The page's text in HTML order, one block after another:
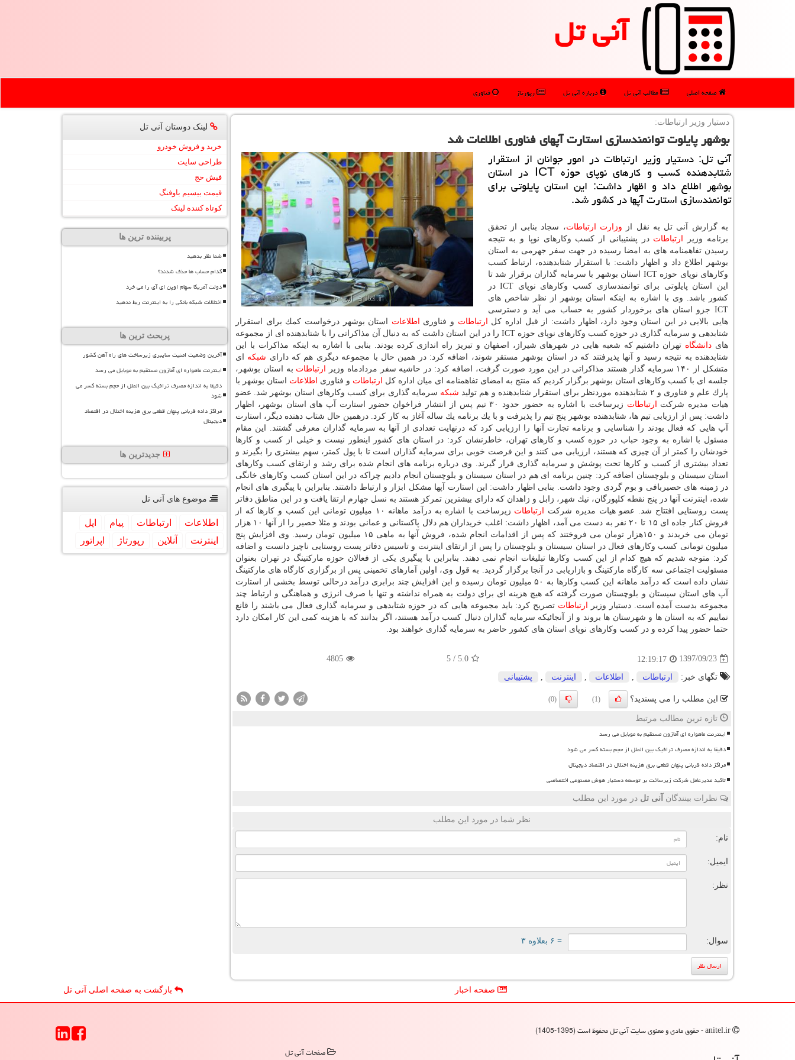
آنی تل
صفحه اصلی مطالب آنی تل درباره آنی تل رپورتاژ فناوری
دستیار وزیر ارتباطات:
بوشهر پایلوت توانمندسازی استارت آپهای فناوری اطلاعات شد
آنی تل: دستیار وزیر ارتباطات در امور جوانان از استقرار
شتابدهنده كسب و كارهای نوپای حوزه ICT در استان
بوشهر اطلاع داد و اظهار داشت: این استان پایلوتی برای
توانمندسازی استارت آپها در كشور شد.
به گزارش آنی تل به نقل از وزارت ارتباطات، سجاد بنابی از تحقق
برنامه وزیر
ارتباطات در پشتیبانی از كسب وكارهای نوپا و به نتیجه
رسیدن تفاهمنامه های به امضا رسیده در جهت سفر جهرمی به استان
بوشهر اطلاع داد و اظهار داشت: با استقرار شتابدهنده، ارتباط كسب
وكارهای نوپای حوزه ICT استان بوشهر با سرمایه گذاران برقرار شد تا
این استان پایلوتی برای توانمندسازی كسب وكارهای نوپای ICT در
كشور باشد. وی با اشاره به اینكه استان بوشهر از نظر شاخص های
ICT جزو استان های برخوردار كشور به حساب می آید و دسترسی
هایی بالایی در این استان وجود دارد، اظهار داشت: از قبل اداره كل
ارتباطات و فناوری اطلاعات استان بوشهر درخواست كمك برای استقرار
شتابدهی و سرمایه گذاری در حوزه كسب وكارهای نوپای حوزه ICT را در این استان داشت كه به دنبال آن مذاكراتی را با شتابدهنده ای از مجموعه
های دانشگاه تهران داشتیم كه شعبه هایی در شهرهای شیراز، اصفهان و تبریز راه اندازی كرده بودند. بنابی با اشاره به اینكه مذاكرات با این
شتابدهنده به نتیجه رسید و آنها پذیرفتند كه در استان بوشهر مستقر شوند، اضافه كرد: در همین حال با مجموعه دیگری هم كه دارای شبكه ای
متشكل از ۱۴۰ سرمایه گذار هستند مذاكراتی در این مورد صورت گرفت، اضافه كرد: در حاشیه سفر مردادماه وزیر
ارتباطات به استان بوشهر،
جلسه ای با كسب وكارهای استان بوشهر برگزار كردیم كه منتج به امضای تفاهمنامه ای میان اداره كل
ارتباطات و فناوری اطلاعات استان بوشهر با
پارك علم و فناوری و ۲ شتابدهنده موردنظر برای استقرار شتابدهنده و هم تولید
شبكه سرمایه گذاری برای كسب وكارهای استان بوشهر شد. عضو
هیات مدیره شركت
ارتباطات
زیرساخت با اشاره به حضور حدود ۳۰ تیم پس از انتشار فراخوان حضور استارت آپ های استان بوشهر، اظهار
داشت: پس از ارزیابی تیم ها، شتابدهنده بوشهر پنج تیم را پذیرفت و با یك برنامه یك ساله آغاز به كار كرد. درهمین حال شتاب دهنده دیگر، استارت
آپ هایی كه فعال بودند را شناسایی و برنامه تجارت آنها را ارزیابی كرد كه درنهایت تعدادی از آنها به سرمایه گذاران معرفی گشتند. این مقام
مسئول با اشاره به وجود حباب در حوزه كسب و كارهای تهران، خاطرنشان كرد: در استان های كشور اینطور نیست و خیلی از كسب و كارها
خودشان را كمتر از آن چیزی كه هستند، ارزیابی می كنند و این فرصت خوبی برای سرمایه گذاران است تا با پول كمتر، سهم بیشتری را بگیرند و
تعداد بیشتری از كسب و كارها تحت پوشش و سرمایه گذاری قرار گیرند. وی درباره برنامه های انجام شده برای رشد و ارتقای كسب وكارهای
استان سیستان و بلوچستان اضافه كرد: چنین برنامه ای هم در استان سیستان و بلوچستان انجام دادیم چراكه در این استان كسب وكارهای خانگی
در زمینه های حصیربافی و بوم گردی وجود داشت. بنابی اظهار داشت: این استارت آپها مشكل ابزار و ارتباط داشتند. بنابراین با پیگیری های انجام
شده، اینترنت آنها در پنج نقطه كلپورگان، نیك شهر، زابل و زاهدان كه دارای بیشترین تمركز هستند به نسل چهارم ارتقا یافت و در این مناطق دفاتر
پست روستایی افتتاح شد. عضو هیات مدیره شركت
ارتباطات
زیرساخت با اشاره به درآمد ماهانه ۱۰ میلیون تومانی این كسب و كارها كه از
فروش كنار جاده ای ۱۵ تا ۲۰ نفر به دست می آمد، اظهار داشت: اغلب خریداران هم دلال پاكستانی و عمانی بودند و مثلا حصیر را از آنها ۱۰ هزار
تومان می خریدند و ۱۵۰هزار تومان می فروختند كه پس از اقدامات انجام شده، فروش آنها به ماهی ۱۵ میلیون تومان رسید. وی افزایش پنج
میلیون تومانی كسب وكارهای فعال در استان سیستان و بلوچستان را پس از ارتقای اینترنت و تاسیس دفاتر پست روستایی ناچیز دانست و اضافه
كرد: متوجه شدیم كه هیچ كدام از این كسب وكارها تبلیغات انجام نمی دهند. بنابراین با پیگیری یكی از فعالان حوزه ماركتینگ در تهران بعنوان
مسئولیت اجتماعی سه كارگاه ماركتینگ و بازاریابی در آنجا برگزار گردید. به قول وی، اولین آمارهای تخمینی پس از برگزاری كارگاه های ماركتینگ
نشان داده است كه درآمد ماهانه این كسب وكارها به ۵۰ میلیون تومان رسیده و این افزایش چند برابری درآمد درحالی توسط بخشی از استارت
آپ های استان سیستان و بلوچستان صورت گرفته كه هیچ هزینه ای برای دولت به همراه نداشته و تنها با صرف انرژی و هماهنگی و ارتباط چند
مجموعه بدست آمده است. دستیار وزیر
ارتباطات تصریح كرد: باید مجموعه هایی كه در حوزه شتابدهی و سرمایه گذاری فعال می باشند را قانع
نماییم كه به استان ها و شهرستان ها بروند و از آنجائیكه سرمایه گذاران دنبال كسب درآمد هستند، اگر بدانند كه با هزینه كمی این كار امكان دارد
حتما حضور پیدا كرده و در كسب وكارهای نوپای استان های كشور حاضر به سرمایه گذاری خواهند بود.
1397/09/23
12:19:17
5.0
/
5
4805
تگهای خبر: ارتباطات اطلاعات اینترنت پشتیبانی
این مطلب را می پسندید؟ (1)
(0)
تازه ترین مطالب مرتبط
اینترنت ماهواره ای آمازون مستقیم به موبایل می رسد
دقیقا به اندازه مصرف ترافیک بین الملل از حجم بسته کسر می شود
مراکز داده قربانی پنهان قطعی برق هزینه اختلال در اقتصاد دیجیتال
تاکید مدیرعامل شرکت زیرساخت بر توسعه دستیار هوش مصنوعی اختصاصی
نظرات بینندگان آنی تل در مورد این مطلب
نظر شما در مورد این مطلب
نام:
ایمیل:
نظر:
سوال: = ۶ بعلاوه ۳
لینک دوستان آنی تل
خرید و فروش خودرو
طراحی سایت
فیش حج
قیمت بیسیم باوفنگ
کوتاه کننده لینک
پربیننده ترین ها
شما نظر بدهید
کدام حساب ها حذف شدند؟
دولت آمریکا سهام اوپن ای آی را می خرد
اختلالات شبکه بانکی را به اینترنت ربط ندهید
پربحث ترین ها
آخرین وضعیت امنیت سایبری زیرساخت های راه آهن کشور
اینترنت ماهواره ای آمازون مستقیم به موبایل می رسد
دقیقا به اندازه مصرف ترافیک بین الملل از حجم بسته کسر می
شود
مراکز داده قربانی پنهان قطعی برق هزینه اختلال در اقتصاد
دیجیتال
جدیدترین ها
موضوع های آنی تل
اطلاعات ارتباطات پیام
اپل
اینترنت
آنلاین رپورتاژ اپراتور
صفحه اخبار بازگشت به صفحه اصلی آنی تل
صفحات آنی تل